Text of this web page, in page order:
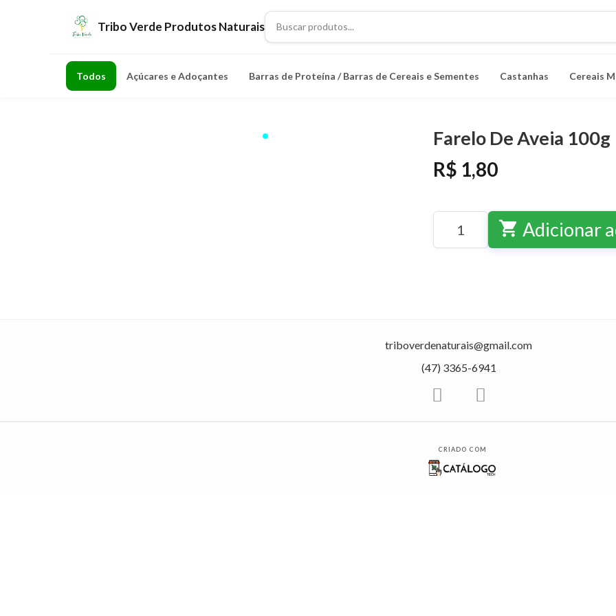
Tribo Verde Produtos Naturais
Todos Açúcares e Adoçantes Barras de Proteína / Barras de Cereais e Sementes Castanhas Cereais
Farelo De Aveia 100g
R$ 1,80
shopping_cart Adicionar
triboverdenaturais@gmail.com
(47) 3365-6941
CRIADO COM